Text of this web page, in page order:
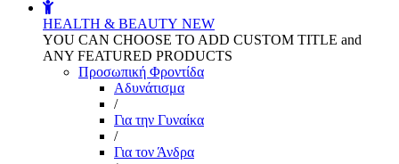
HEALTH & BEAUTY NEW
YOU CAN CHOOSE TO ADD CUSTOM TITLE and
ANY FEATURED PRODUCTS
Προσωπική Φροντίδα
Αδυνάτισμα
/
Για την Γυναίκα
/
Για τον Άνδρα